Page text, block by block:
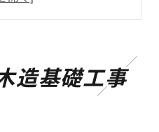
で果たす役割とは
工事の重要ポイント
造基礎工事